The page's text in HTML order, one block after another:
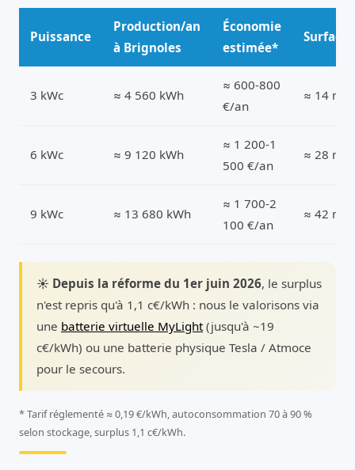
Puissance
Production/an
à Brignoles
Économie
estimée*
Surface
3 kWc ≈ 4 560 kWh
≈ 600-800
€/an
≈ 14 m²
6 kWc ≈ 9 120 kWh
≈ 1 200-1
500 €/an
≈ 28 m²
9 kWc ≈ 13 680 kWh
≈ 1 700-2
100 €/an
≈ 42 m²
☀️ Depuis la réforme du 1er juin 2026, le surplus
n'est repris qu'à 1,1 c€/kWh : nous le valorisons via
une batterie virtuelle MyLight(jusqu'à ~19
c€/kWh) ou une batterie physique Tesla / Atmoce
pour le secours.
* Tarif réglementé ≈ 0,19 €/kWh, autoconsommation 70 à 90 %
selon stockage, surplus 1,1 c€/kWh.